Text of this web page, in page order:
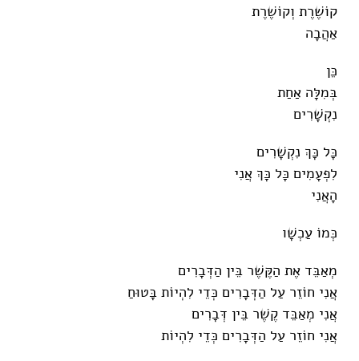
קוֹשֶׁרֶת וְקוֹשֶׁרֶת
אַהֲבָה
כֵּן
בְּמִלָּה אַחַת
נִקְשָׁרִים
כָּל כָּךְ נִקְשָׁרִים
לִפְעָמִים כָּל כָּךְ אֲנִי
הָאֲנִי
כְּמוֹ עַכְשָׁו
מְאַבֵּד אֶת הַקֶּשֶׁר בֵּין הַדְּבָרִים
אֲנִי חוֹזֵר עַל הַדְּבָרִים כְּדֵי לִהְיוֹת בָּטוּחַ
אֲנִי מְאַבֵּד קֶשֶׁר בֵּין דְּבָרִים
אֲנִי חוֹזֵר עַל הַדְּבָרִים כְּדֵי לִהְיוֹת